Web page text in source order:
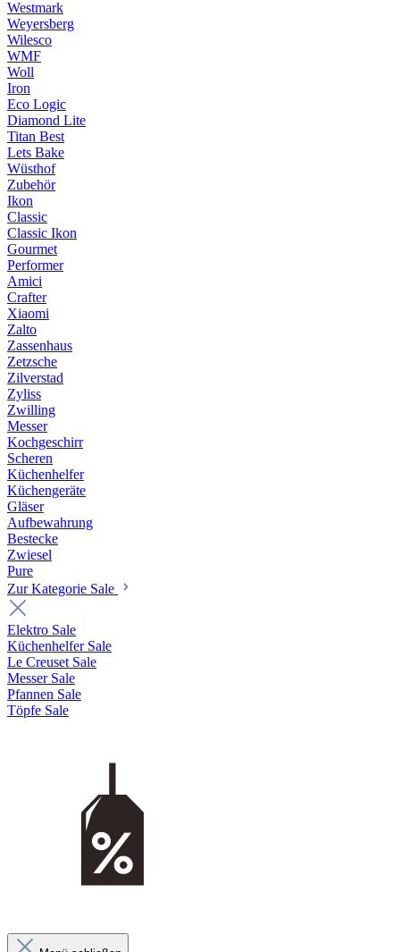
Westmark
Weyersberg
Wilesco
WMF
Woll
Iron
Eco Logic
Diamond Lite
Titan Best
Lets Bake
Wüsthof
Zubehör
Ikon
Classic
Classic Ikon
Gourmet
Performer
Amici
Crafter
Xiaomi
Zalto
Zassenhaus
Zetzsche
Zilverstad
Zyliss
Zwilling
Messer
Kochgeschirr
Scheren
Küchenhelfer
Küchengeräte
Gläser
Aufbewahrung
Bestecke
Zwiesel
Pure
Zur Kategorie Sale
Elektro Sale
Küchenhelfer Sale
Le Creuset Sale
Messer Sale
Pfannen Sale
Töpfe Sale